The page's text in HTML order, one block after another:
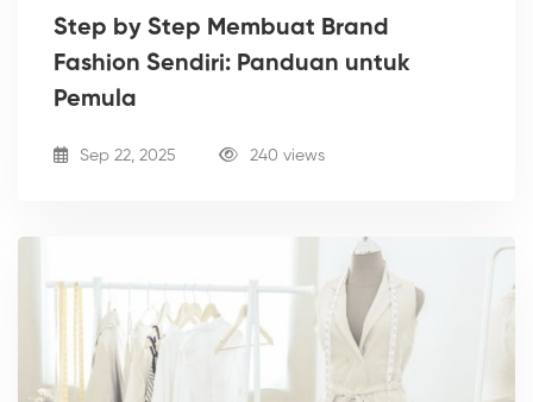
Step by Step Membuat Brand
Fashion Sendiri: Panduan untuk
Pemula
Sep 22, 2025 240 views